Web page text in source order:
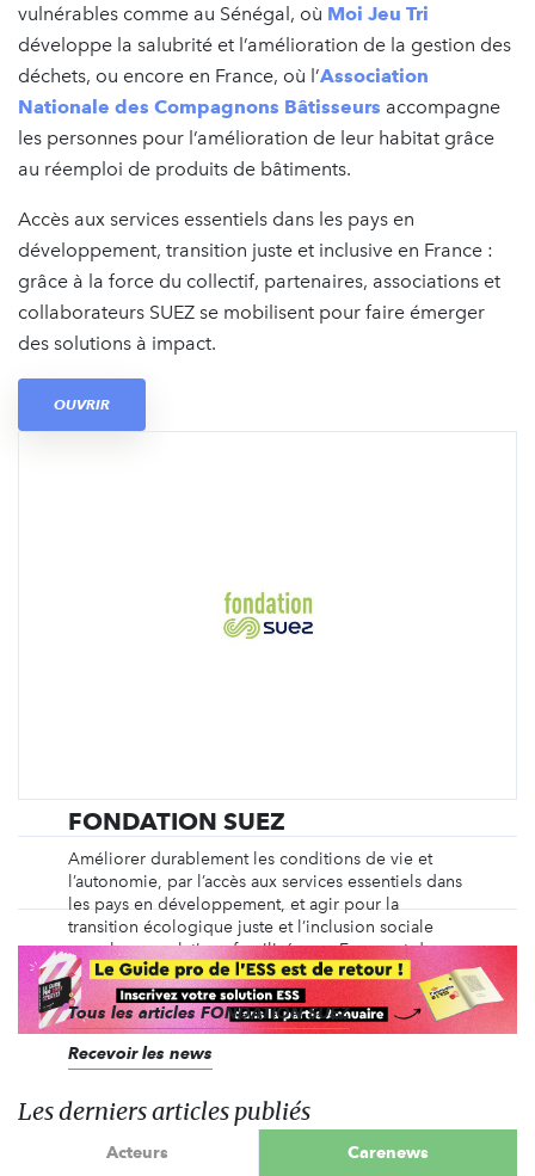
vulnérables comme au Sénégal, où Moi Jeu Tri
développe la salubrité et l’amélioration de la gestion des
déchets, ou encore en France, où l’Association
Nationale des Compagnons Bâtisseurs accompagne
les personnes pour l’amélioration de leur habitat grâce
au réemploi de produits de bâtiments.
Accès aux services essentiels dans les pays en
développement, transition juste et inclusive en France :
grâce à la force du collectif, partenaires, associations et
collaborateurs SUEZ se mobilisent pour faire émerger
des solutions à impact.
OUVRIR
FONDATION SUEZ
Améliorer durablement les conditions de vie et
l’autonomie, par l’accès aux services essentiels dans
les pays en développement, et agir pour la
transition écologique juste et l’inclusion sociale
pour les populations fragilisées en France et dans
le Monde.
Tous les articles FONDATION SUEZ
Recevoir les news
Les derniers articles publiés
Acteurs Carenews